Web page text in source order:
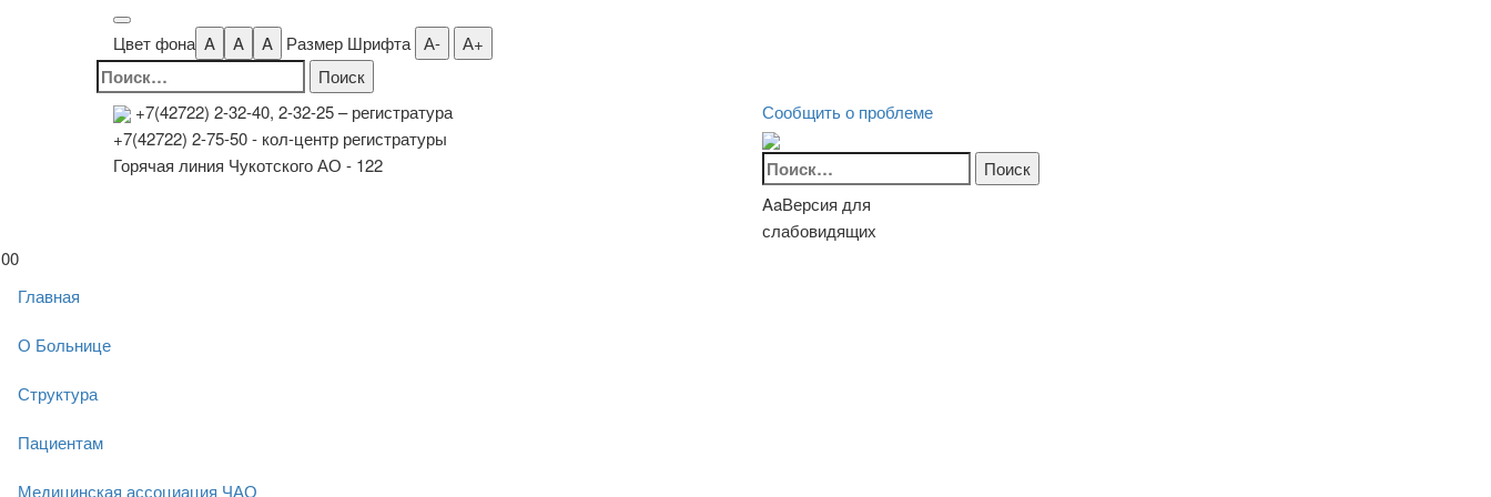
Цвет фона A A A Размер Шрифта А- А+
Найти:
+7(42722) 2-32-40, 2-32-25– регистратура
+7(42722) 2-75-50 - кол-центр регистратуры
Горячая линия Чукотского АО - 122
Сообщить о проблеме
Найти:
AaВерсия для
слабовидящих
00
Главная
О Больнице
Структура
Пациентам
Медицинская ассоциация ЧАО